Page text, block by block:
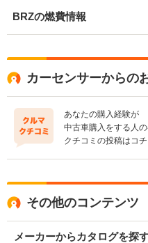
BRZの燃費情報
カーセンサーからの
あなたの購入経験が
中古車購入をする人の
クチコミの投稿はコチ
その他のコンテンツ
メーカーからカタログを探